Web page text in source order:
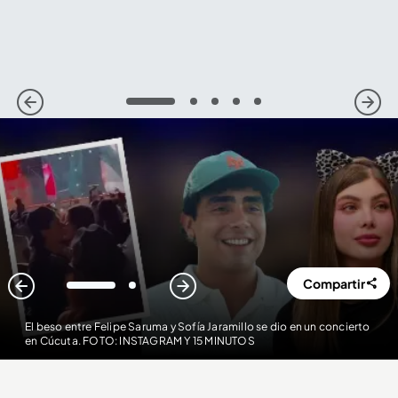
1 2 3 4 5
El beso entre Felipe Saruma y Sofía Jaramillo se dio en un concierto
en Cúcuta. FOTO: INSTAGRAM Y 15 MINUTOS
1 2 Compartir